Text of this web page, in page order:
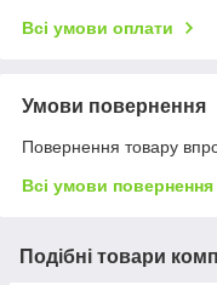
Всі умови оплати
Умови повернення
Повернення товару
Всі умови повернення
Подібні товари